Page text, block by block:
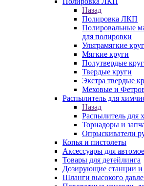
Назад
Полировка ЛКП
Полировальные
для полировки
Ультрамягкие
Мягкие круги
Полутвердые
Твердые круги
Экстра твердые
Меховые и
Распылитель для
Назад
Распылитель для
Торнадоры и
Опрыскиватели
Копья и пистолеты
Аксессуары для
Товары для детейлинга
Дозирующие станции
Шланги высокого